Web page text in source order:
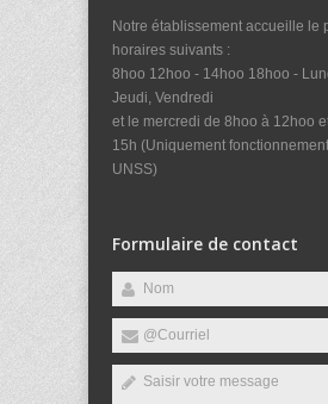
Notre établissement accueille le
horaires suivants :
8hoo 12hoo - 14hoo 18hoo -
Jeudi, Vendredi
et le mercredi de 8hoo à 12hoo
15h (Uniquement
UNSS)
Formulaire de contact